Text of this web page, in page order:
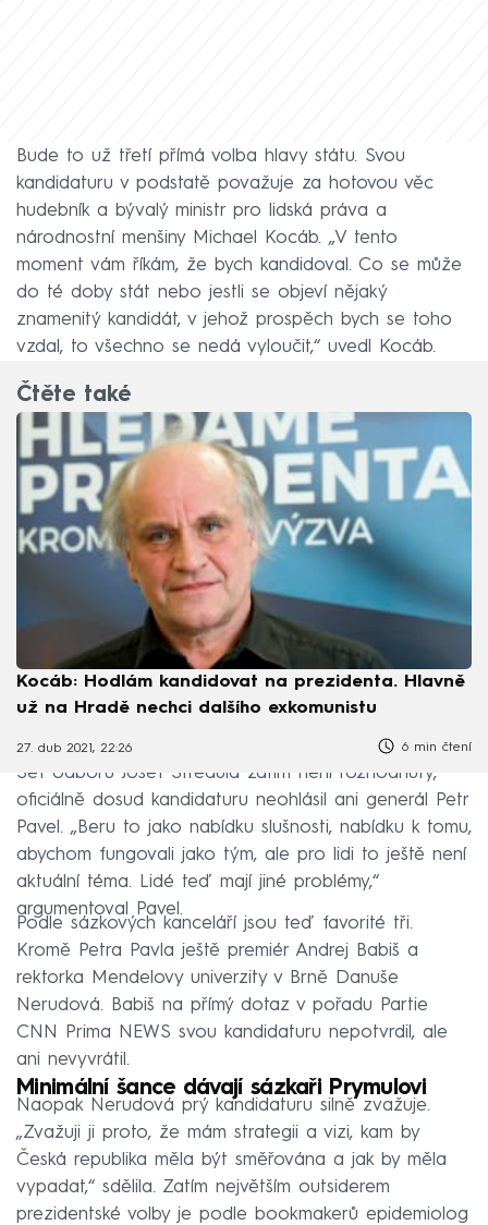
Bude to už třetí přímá volba hlavy státu. Svou
kandidaturu v podstatě považuje za hotovou věc
hudebník a bývalý ministr pro lidská práva a
národnostní menšiny Michael Kocáb. „V tento
moment vám říkám, že bych kandidoval. Co se může
do té doby stát nebo jestli se objeví nějaký
znamenitý kandidát, v jehož prospěch bych se toho
vzdal, to všechno se nedá vyloučit,“ uvedl Kocáb.
Čtěte také
Kocáb: Hodlám kandidovat na prezidenta. Hlavně
už na Hradě nechci dalšího exkomunistu
27. dub 2021, 22:26 6 min čtení
Šéf odborů Josef Středula zatím není rozhodnutý,
oficiálně dosud kandidaturu neohlásil ani generál Petr
Pavel. „Beru to jako nabídku slušnosti, nabídku k tomu,
abychom fungovali jako tým, ale pro lidi to ještě není
aktuální téma. Lidé teď mají jiné problémy,“
argumentoval Pavel.
Podle sázkových kanceláří jsou teď favorité tři.
Kromě Petra Pavla ještě premiér Andrej Babiš a
rektorka Mendelovy univerzity v Brně Danuše
Nerudová. Babiš na přímý dotaz v pořadu Partie
CNN Prima NEWS svou kandidaturu nepotvrdil, ale
ani nevyvrátil.
Minimální šance dávají sázkaři Prymulovi
Naopak Nerudová prý kandidaturu silně zvažuje.
„Zvažuji ji proto, že mám strategii a vizi, kam by
Česká republika měla být směřována a jak by měla
vypadat,“ sdělila. Zatím největším outsiderem
prezidentské volby je podle bookmakerů epidemiolog